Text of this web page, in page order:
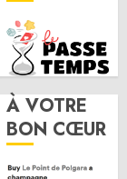
À VOTRE
BON CŒUR